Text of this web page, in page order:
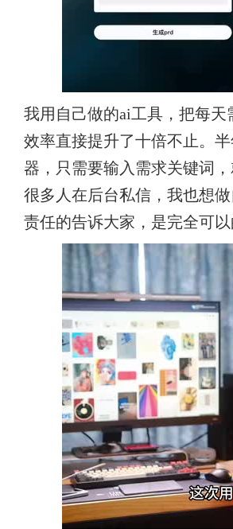
我用自己做的ai工具，把每
效率直接提升了十倍不止。
器，只需要输入需求关键词
很多人在后台私信，我也想
责任的告诉大家，是完全可以